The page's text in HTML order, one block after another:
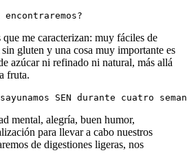
que me caracterizan: muy fáciles de
gluten y una cosa muy importante es
azúcar ni refinado ni natural, más allá
fruta.
SEN durante cuatro
mental, alegría, buen humor,
para llevar a cabo nuestros
de digestiones ligeras, nos